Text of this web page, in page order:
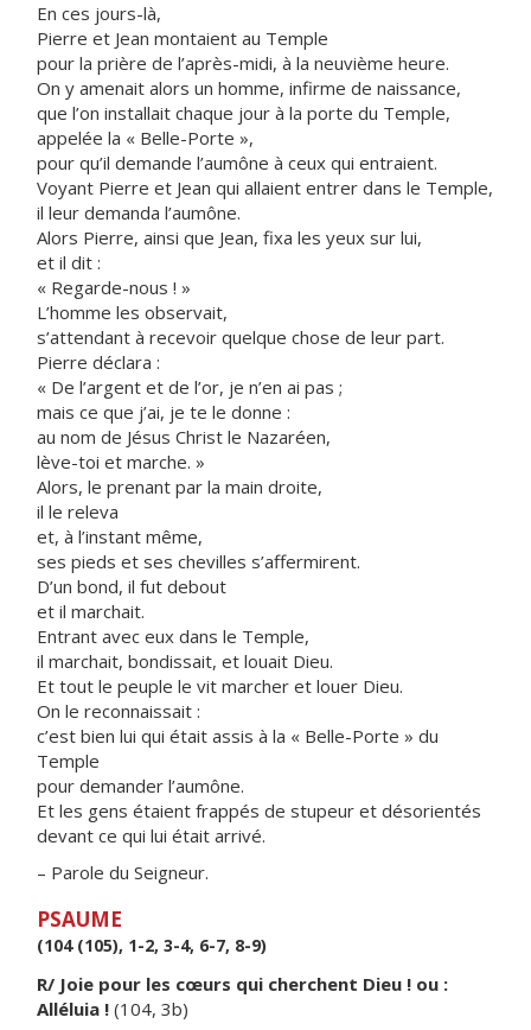
En ces jours-là,
Pierre et Jean montaient au Temple
pour la prière de l’après-midi, à la neuvième heure.
On y amenait alors un homme, infirme de naissance,
que l’on installait chaque jour à la porte du Temple,
appelée la « Belle-Porte »,
pour qu’il demande l’aumône à ceux qui entraient.
Voyant Pierre et Jean qui allaient entrer dans le Temple,
il leur demanda l’aumône.
Alors Pierre, ainsi que Jean, fixa les yeux sur lui,
et il dit :
« Regarde-nous ! »
L’homme les observait,
s’attendant à recevoir quelque chose de leur part.
Pierre déclara :
« De l’argent et de l’or, je n’en ai pas ;
mais ce que j’ai, je te le donne :
au nom de Jésus Christ le Nazaréen,
lève-toi et marche. »
Alors, le prenant par la main droite,
il le releva
et, à l’instant même,
ses pieds et ses chevilles s’affermirent.
D’un bond, il fut debout
et il marchait.
Entrant avec eux dans le Temple,
il marchait, bondissait, et louait Dieu.
Et tout le peuple le vit marcher et louer Dieu.
On le reconnaissait :
c’est bien lui qui était assis à la « Belle-Porte » du
Temple
pour demander l’aumône.
Et les gens étaient frappés de stupeur et désorientés
devant ce qui lui était arrivé.
– Parole du Seigneur.
PSAUME
(104 (105), 1-2, 3-4, 6-7, 8-9)
R/ Joie pour les cœurs qui cherchent Dieu ! ou :
Alléluia ! (104, 3b)